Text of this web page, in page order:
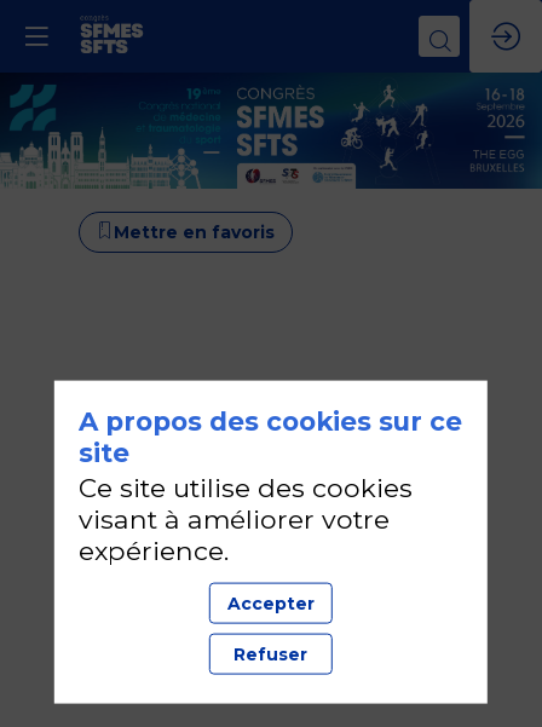
Mettre en favoris
A propos des cookies sur ce
site
Ce site utilise des cookies
visant à améliorer votre
expérience.
Accepter
Refuser